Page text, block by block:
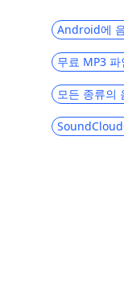
Premium
무료로
적인 방법
MP3 플레
는 방법
Android에
무료 MP3 파
모든 종류의